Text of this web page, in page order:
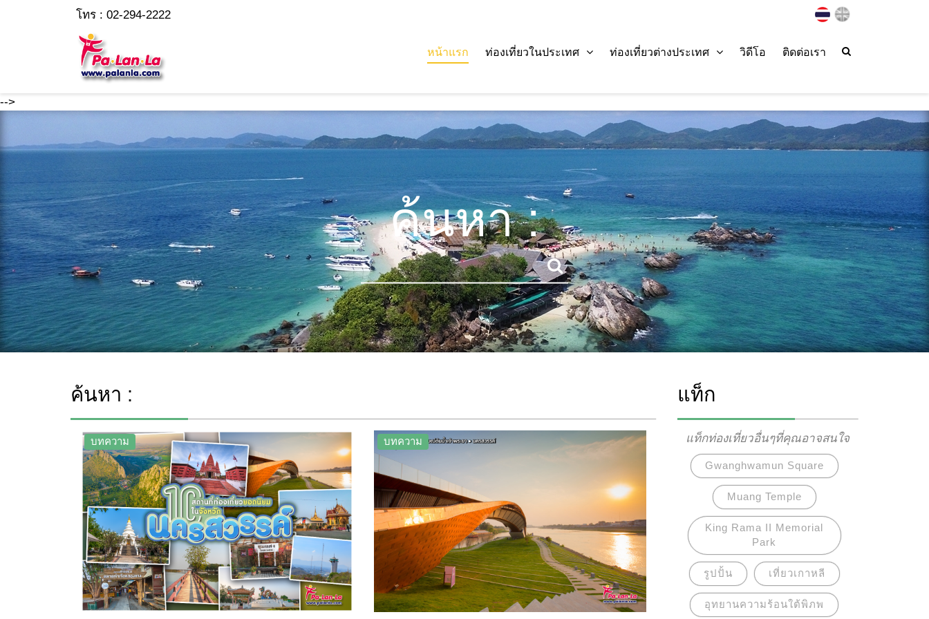
-->
โทร : 02-294-2222
หน้าแรก ท่องเที่ยวในประเทศ ท่องเที่ยวต่างประเทศ วิดีโอ ติดต่อเรา
ค้นหา :
ค้นหา :
บทความ บทความ
แท็ก
แท็กท่องเที่ยวอื่นๆที่คุณอาจสนใจ
Gwanghwamun Square
Muang Temple
King Rama II Memorial
Park
รูปปั้น เที่ยวเกาหลี
อุทยานความร้อนใต้พิภพ